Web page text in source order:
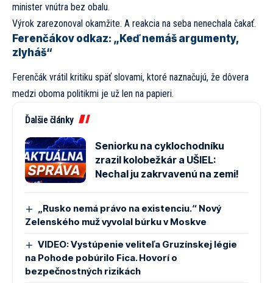
minister vnútra bez obalu.
Výrok zarezonoval okamžite. A reakcia na seba nenechala čakať.
Ferenčákov odkaz: „Keď nemáš argumenty,
zlyháš“
Ferenčák vrátil kritiku späť slovami, ktoré naznačujú, že dôvera
medzi oboma politikmi je už len na papieri.
Ďalšie články
Seniorku na cyklochodníku
zrazil kolobežkár a UŠIEL:
Nechal ju zakrvavenú na zemi!
„Rusko nemá právo na existenciu.“ Nový
Zelenského muž vyvolal búrku v Moskve
VIDEO: Vystúpenie veliteľa Gruzínskej légie
na Pohode pobúrilo Fica. Hovorí o
bezpečnostných rizikách